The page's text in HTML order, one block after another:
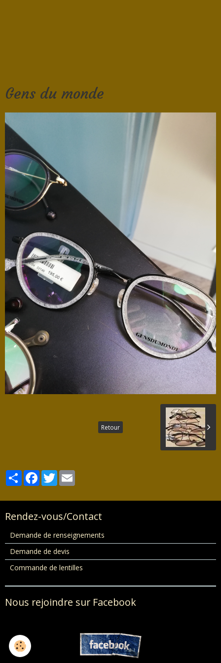
Gens du monde
Retour
PartagerFacebook
Twitter
Rendez-vous/Contact
Demande de renseignements
Demande de devis
Commande de lentilles
Nous rejoindre sur Facebook